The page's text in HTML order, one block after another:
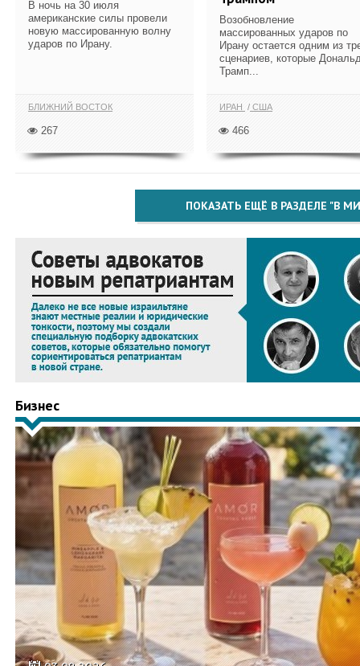
В ночь на 30 июля
американские силы провели
новую массированную волну
ударов по Ирану.
БЛИЖНИЙ ВОСТОК
267
Возобновление
массированных ударов по
Ирану остается одним из
сценариев, которые
Трамп...
ИРАН США
466
ПОКАЗАТЬ ЕЩЁ В РАЗДЕЛЕ "В
Бизнес